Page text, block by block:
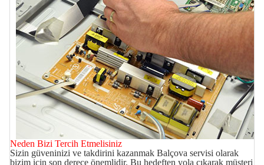
Neden Bizi Tercih Etmelisiniz
Sizin güveninizi ve takdirini kazanmak Balçova servisi olarak
bizim için son derece önemlidir. Bu hedeften yola çıkarak müşteri